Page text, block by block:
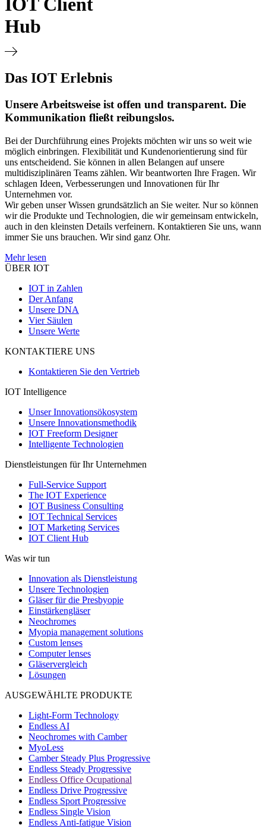
IOT Client
Hub
Das IOT Erlebnis
Unsere Arbeitsweise ist offen und transparent. Die
Kommunikation fließt reibungslos.
Bei der Durchführung eines Projekts möchten wir uns so weit wie
möglich einbringen. Flexibilität und Kundenorientierung sind für
uns entscheidend. Sie können in allen Belangen auf unsere
multidisziplinären Teams zählen. Wir beantworten Ihre Fragen. Wir
schlagen Ideen, Verbesserungen und Innovationen für Ihr
Unternehmen vor.
Wir geben unser Wissen grundsätzlich an Sie weiter. Nur so können
wir die Produkte und Technologien, die wir gemeinsam entwickeln,
auch in den kleinsten Details verfeinern. Kontaktieren Sie uns, wann
immer Sie uns brauchen. Wir sind ganz Ohr.
Mehr lesen
ÜBER IOT
IOT in Zahlen
Der Anfang
Unsere DNA
Vier Säulen
Unsere Werte
KONTAKTIERE UNS
Kontaktieren Sie den Vertrieb
IOT Intelligence
Unser Innovationsökosystem
Unsere Innovationsmethodik
IOT Freeform Designer
Intelligente Technologien
Dienstleistungen für Ihr Unternehmen
Full-Service Support
The IOT Experience
IOT Business Consulting
IOT Technical Services
IOT Marketing Services
IOT Client Hub
Was wir tun
Innovation als Dienstleistung
Unsere Technologien
Gläser für die Presbyopie
Einstärkengläser
Neochromes
Myopia management solutions
Custom lenses
Computer lenses
Gläservergleich
Lösungen
AUSGEWÄHLTE PRODUKTE
Light-Form Technology
Endless AI
Neochromes with Camber
MyoLess
Camber Steady Plus Progressive
Endless Steady Progressive
Endless Office Ocupational
Endless Drive Progressive
Endless Sport Progressive
Endless Single Vision
Endless Anti-fatigue Vision